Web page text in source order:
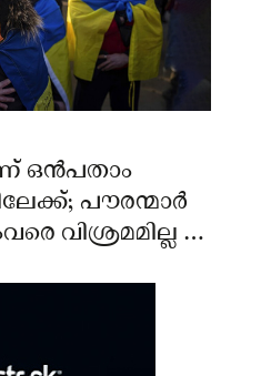
ഒൻപതാം
പൗരന്മാർ
വിശ്രമമില്ല –